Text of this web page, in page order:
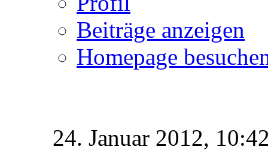
Beiträge anzeigen
Homepage
24. Januar 2012,